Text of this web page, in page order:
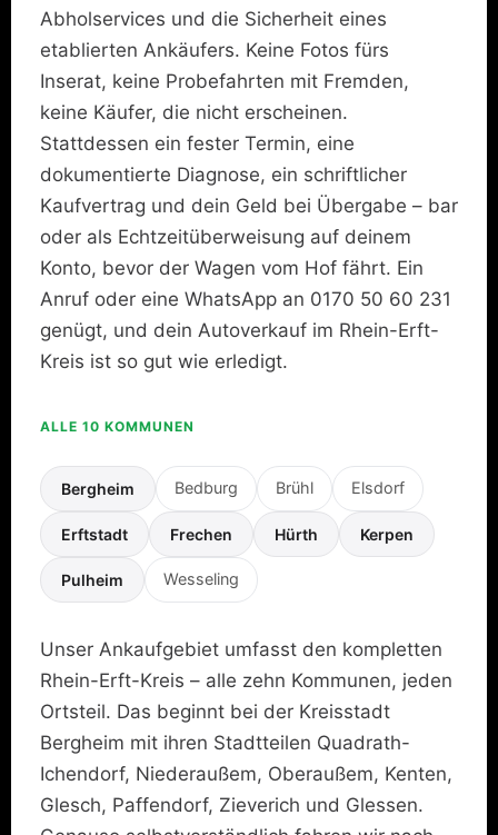
Abholservices und die Sicherheit eines
etablierten Ankäufers. Keine Fotos fürs
Inserat, keine Probefahrten mit Fremden,
keine Käufer, die nicht erscheinen.
Stattdessen ein fester Termin, eine
dokumentierte Diagnose, ein schriftlicher
Kaufvertrag und dein Geld bei Übergabe – bar
oder als Echtzeitüberweisung auf deinem
Konto, bevor der Wagen vom Hof fährt. Ein
Anruf oder eine WhatsApp an 0170 50 60 231
genügt, und dein Autoverkauf im Rhein-Erft-
Kreis ist so gut wie erledigt.
ALLE 10 KOMMUNEN
Bergheim Bedburg Brühl Elsdorf
Erftstadt Frechen Hürth Kerpen
Pulheim Wesseling
Unser Ankaufgebiet umfasst den kompletten
Rhein-Erft-Kreis – alle zehn Kommunen, jeden
Ortsteil. Das beginnt bei der Kreisstadt
Bergheim mit ihren Stadtteilen Quadrath-
Ichendorf, Niederaußem, Oberaußem, Kenten,
Glesch, Paffendorf, Zieverich und Glessen.